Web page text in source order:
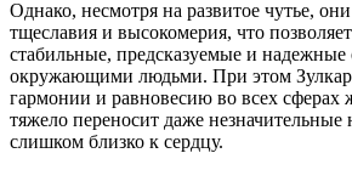
Однако, несмотря на развитое чутье,
тщеславия и высокомерия, что
стабильные, предсказуемые и
окружающими людьми. При этом
гармонии и равновесию во всех сферах
тяжело переносит даже
слишком близко к сердцу.